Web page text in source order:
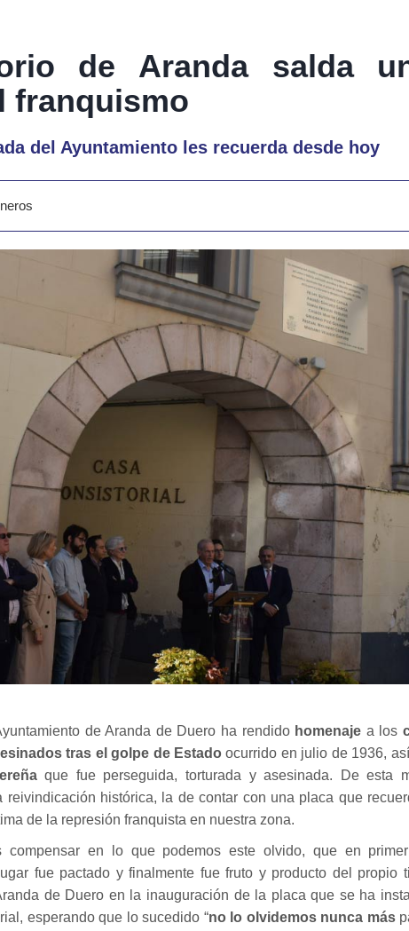
de Aranda salda
franquismo
del Ayuntamiento les recuerda desde hoy
de Aranda de Duero ha rendido homenaje a los
tras el golpe de Estadoocurrido en julio de 1936,
que fue perseguida, torturada y asesinada. De esta
reivindicación histórica, la de contar con una placa que
de la represión franquista en nuestra zona.
compensar en lo que podemos este olvido, que en
fue pactado y finalmente fue fruto y producto del propio
de Duero en la inauguración de la placa que se ha
esperando que lo sucedido “no lo olvidemos nunca más